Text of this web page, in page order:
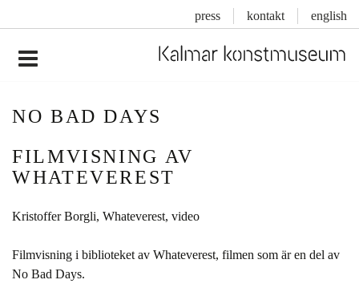
press kontakt english
NO BAD DAYS
FILMVISNING AV
WHATEVEREST
Kristoffer Borgli, Whateverest, video
Filmvisning i biblioteket av Whateverest, filmen som är en del av
No Bad Days.